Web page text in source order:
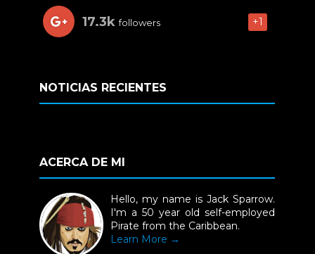
17.3k followers +1
NOTICIAS RECIENTES
ACERCA DE MI
Hello, my name is Jack Sparrow.
I'm a 50 year old self-employed
Pirate from the Caribbean.
Learn More →